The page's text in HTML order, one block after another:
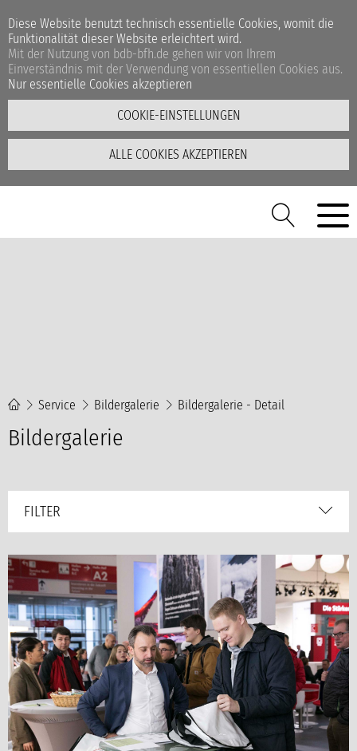
Diese Website benutzt technisch essentielle Cookies, womit die
Funktionalität dieser Website erleichtert wird.
Mit der Nutzung von bdb-bfh.de gehen wir von Ihrem
Einverständnis mit der Verwendung von essentiellen Cookies aus.
Nur essentielle Cookies akzeptieren
COOKIE-EINSTELLUNGEN
ALLE COOKIES AKZEPTIEREN
Service Bildergalerie Bildergalerie - Detail
Bildergalerie
FILTER